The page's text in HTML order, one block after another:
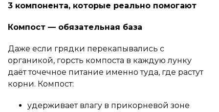
3 компонента, которые реально помогают
Компост — обязательная база
Даже если грядки перекапывались с
органикой, горсть компоста в каждую лунку
даёт точечное питание именно туда, где растут
корни. Компост:
удерживает влагу в прикорневой зоне